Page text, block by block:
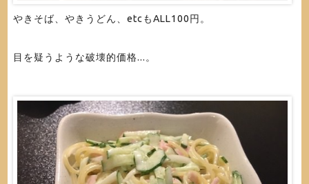
やきそば、やきうどん、etcもALL100円。
目を疑うような破壊的価格...。